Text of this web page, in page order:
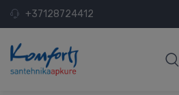
+37128724412